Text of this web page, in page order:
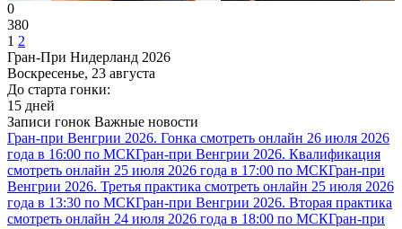
0
380
1 2
Гран-При Нидерланд 2026
Воскресенье, 23 августа
До старта гонки:
15 дней
Записи гонок Важные новости
Гран-при Венгрии 2026. Гонка смотреть онлайн 26 июля 2026
года в 16:00 по МСКГран-при Венгрии 2026. Квалификация
смотреть онлайн 25 июля 2026 года в 17:00 по МСКГран-при
Венгрии 2026. Третья практика смотреть онлайн 25 июля 2026
года в 13:30 по МСКГран-при Венгрии 2026. Вторая практика
смотреть онлайн 24 июля 2026 года в 18:00 по МСКГран-при